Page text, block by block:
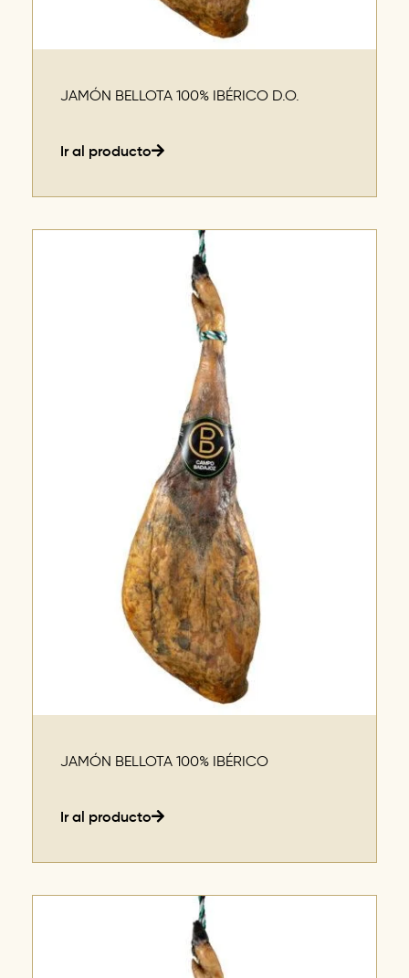
JAMÓN BELLOTA 100% IBÉRICO D.O.
Ir al producto
JAMÓN BELLOTA 100% IBÉRICO
Ir al producto